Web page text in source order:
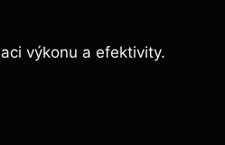
výkonu a efektivity.